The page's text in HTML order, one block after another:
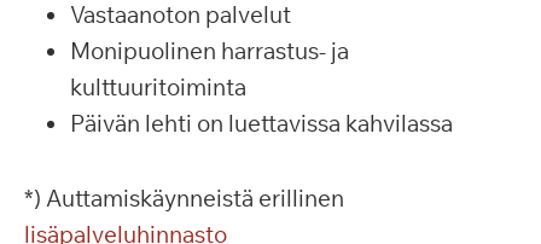
Vastaanoton palvelut
Monipuolinen harrastus- ja
kulttuuritoiminta
Päivän lehti on luettavissa kahvilassa
*) Auttamiskäynneistä erillinen
lisäpalveluhinnasto